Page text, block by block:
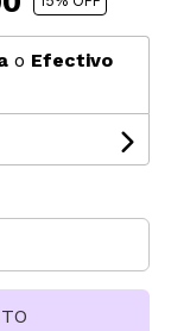
o Efectivo